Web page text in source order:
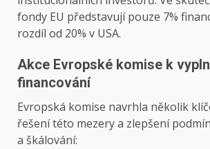
fondy EU představují pouze 7%
rozdíl od 20% v USA.
Akce Evropské komise k
financování
Evropská komise navrhla několik
řešení této mezery a zlepšení
a škálování: